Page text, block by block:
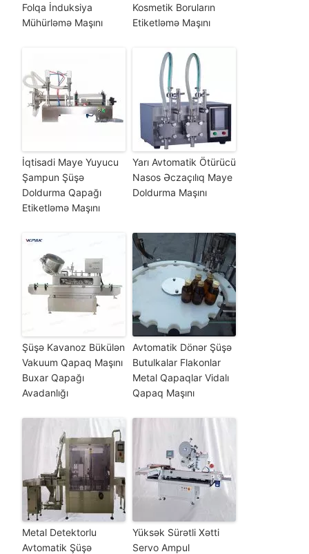
Folqa İnduksiya
Mühürləmə Maşını
Kosmetik Boruların
Etiketləmə Maşını
İqtisadi Maye Yuyucu
Şampun Şüşə
Doldurma Qapağı
Etiketləmə Maşını
Yarı Avtomatik Ötürücü
Nasos Əczaçılıq Maye
Doldurma Maşını
Şüşə Kavanoz Bükülən
Vakuum Qapaq Maşını
Buxar Qapağı
Avadanlığı
Avtomatik Dönər Şüşə
Butulkalar Flakonlar
Metal Qapaqlar Vidalı
Qapaq Maşını
Metal Detektorlu
Avtomatik Şüşə
Yüksək Sürətli Xətti
Servo Ampul